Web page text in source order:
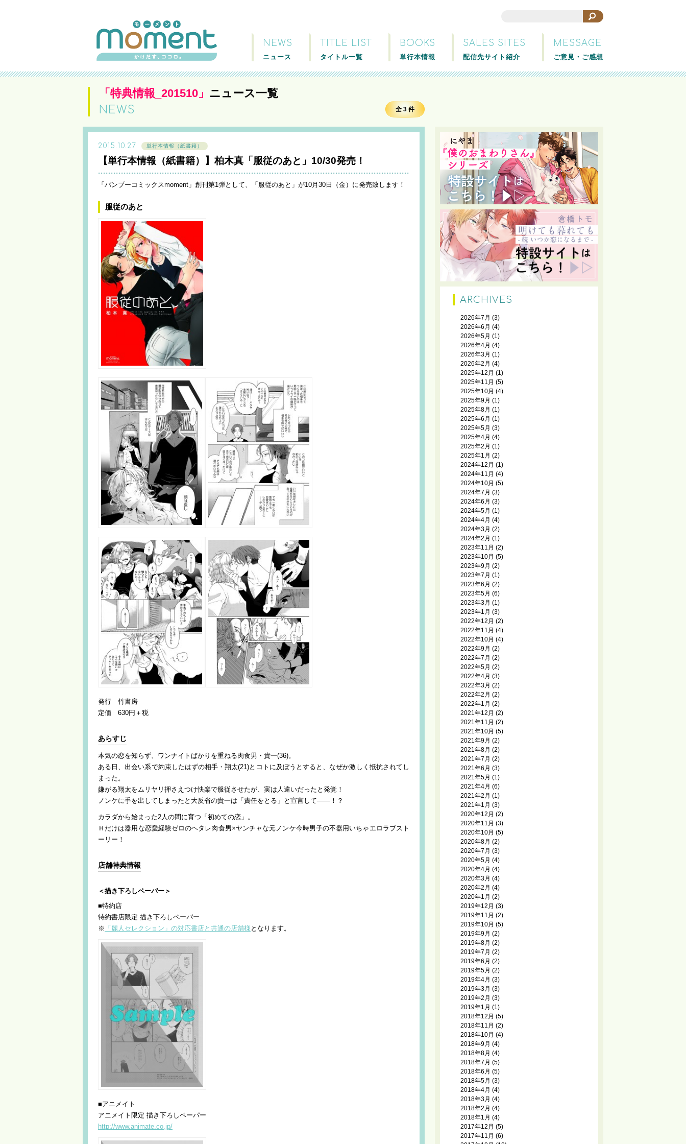
NEWS
ニュース
TITLE LIST
タイトル一覧
BOOKS
単行本情報
SALES SITES
配信先サイト紹介
MESSAGE
ご意見・ご感想
「特典情報_201510」 ニュース一覧
NEWS 全 3 件
2015.10.27 単行本情報（紙書籍）
【単行本情報（紙書籍）】柏木真「服従のあと」10/30発売！
「バンブーコミックスmoment」創刊第1弾として、「服従のあと」が10月30日（金）に発売致します！
服従のあと
発行 竹書房
定価 630円＋税
あらすじ
本気の恋を知らず、ワンナイトばかりを重ねる肉食男・貴一(36)。
ある日、出会い系で約束したはずの相手・翔太(21)とコトに及ぼうとすると、なぜか激しく抵抗されてし
まった。
嫌がる翔太をムリヤリ押さえつけ快楽で服従させたが、実は人違いだったと発覚！
ノンケに手を出してしまったと大反省の貴一は「責任をとる」と宣言して――！？
カラダから始まった2人の間に育つ「初めての恋」。
Ｈだけは器用な恋愛経験ゼロのヘタレ肉食男×ヤンチャな元ノンケ今時男子の不器用いちゃエロラブスト
ーリー！
店舗特典情報
＜描き下ろしペーパー＞
■特約店
特約書店限定 描き下ろしペーパー
※ 「麗人セレクション」の対応書店と共通の店舗様 となります。
■アニメイト
アニメイト限定 描き下ろしペーパー
http://www.animate.co.jp/
ARCHIVES
2026年7月 (3)
2026年6月 (4)
2026年5月 (1)
2026年4月 (4)
2026年3月 (1)
2026年2月 (4)
2025年12月 (1)
2025年11月 (5)
2025年10月 (4)
2025年9月 (1)
2025年8月 (1)
2025年6月 (1)
2025年5月 (3)
2025年4月 (4)
2025年2月 (1)
2025年1月 (2)
2024年12月 (1)
2024年11月 (4)
2024年10月 (5)
2024年7月 (3)
2024年6月 (3)
2024年5月 (1)
2024年4月 (4)
2024年3月 (2)
2024年2月 (1)
2023年11月 (2)
2023年10月 (5)
2023年9月 (2)
2023年7月 (1)
2023年6月 (2)
2023年5月 (6)
2023年3月 (1)
2023年1月 (3)
2022年12月 (2)
2022年11月 (4)
2022年10月 (4)
2022年9月 (2)
2022年7月 (2)
2022年5月 (2)
2022年4月 (3)
2022年3月 (2)
2022年2月 (2)
2022年1月 (2)
2021年12月 (2)
2021年11月 (2)
2021年10月 (5)
2021年9月 (2)
2021年8月 (2)
2021年7月 (2)
2021年6月 (3)
2021年5月 (1)
2021年4月 (6)
2021年2月 (1)
2021年1月 (3)
2020年12月 (2)
2020年11月 (3)
2020年10月 (5)
2020年8月 (2)
2020年7月 (3)
2020年5月 (4)
2020年4月 (4)
2020年3月 (4)
2020年2月 (4)
2020年1月 (2)
2019年12月 (3)
2019年11月 (2)
2019年10月 (5)
2019年9月 (2)
2019年8月 (2)
2019年7月 (2)
2019年6月 (2)
2019年5月 (2)
2019年4月 (3)
2019年3月 (3)
2019年2月 (3)
2019年1月 (1)
2018年12月 (5)
2018年11月 (2)
2018年10月 (4)
2018年9月 (4)
2018年8月 (4)
2018年7月 (5)
2018年6月 (5)
2018年5月 (3)
2018年4月 (4)
2018年3月 (4)
2018年2月 (4)
2018年1月 (4)
2017年12月 (5)
2017年11月 (6)